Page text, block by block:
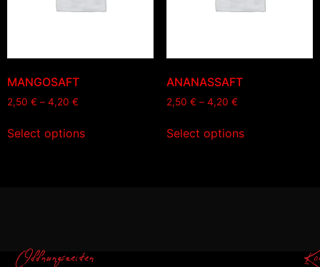
MANGOSAFT
2,50 € – 4,20 €
Select options
ANANASSAFT
2,50 € – 4,20 €
Select options
Offnungszeiten